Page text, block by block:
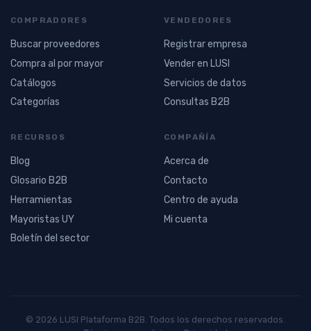
COMPRADORES
Buscar proveedores
Compra al por mayor
Catálogos
Categorías
VENDEDORES
Registrar empresa
Vender en LUSI
Servicios de datos
Consultas B2B
RECURSOS
Blog
Glosario B2B
Herramientas
Mayoristas UY
Boletín del sector
COMPAÑÍA
Acerca de
Contacto
Centro de ayuda
Mi cuenta
© 2026 LUSI Plataforma B2B. Todos los derechos reservados.